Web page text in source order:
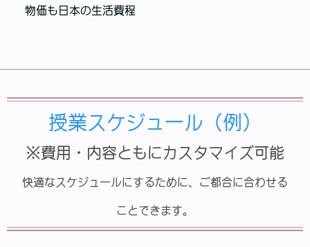
物価も日本の生活費程
授業スケジュール（例）
※費用・内容ともにカスタマイズ可能
快適なスケジュールにするために、ご都合に合わせる
ことできます。